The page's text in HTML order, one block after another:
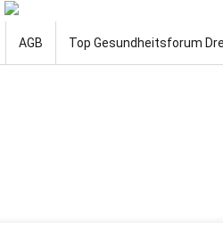
AGB Top Gesundheitsforum